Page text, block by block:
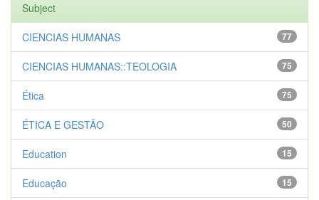
Subject
77
CIENCIAS HUMANAS
75
CIENCIAS HUMANAS::TEOLOGIA
75
Ética
50
ÉTICA E GESTÃO
15
Education
15
Educação